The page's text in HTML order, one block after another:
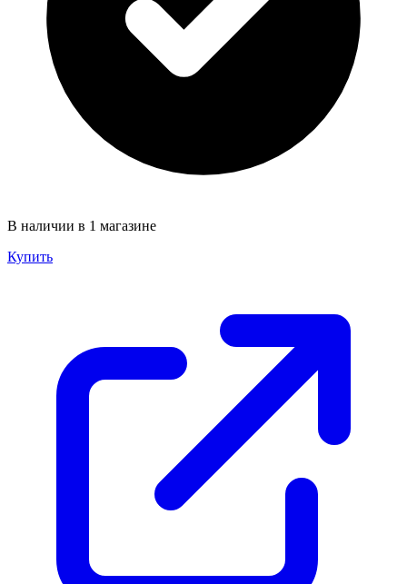
В наличии в 1 магазине
Купить